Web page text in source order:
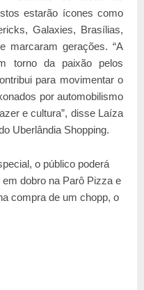
estarão ícones como
Galaxies, Brasílias,
marcaram gerações. “A
torno da paixão pelos
para movimentar o
por automobilismo
e cultura”, disse Laíza
Uberlândia Shopping.
o público poderá
dobro na Parô Pizza e
compra de um chopp, o